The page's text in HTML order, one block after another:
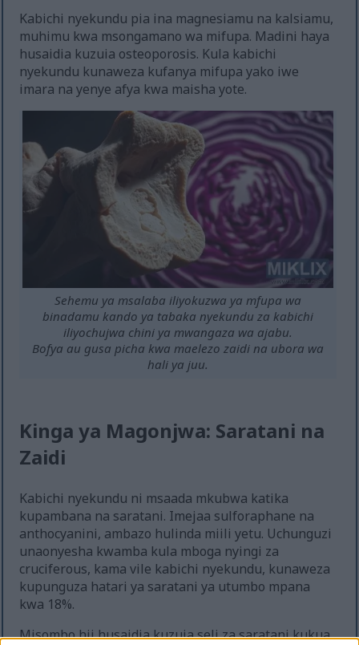
Kabichi nyekundu pia ina magnesiamu na kalsiamu,
muhimu kwa msongamano wa mifupa. Madini haya
husaidia kuzuia osteoporosis. Kula kabichi
nyekundu kunaweza kufanya mifupa yako iwe
imara na yenye afya kwa maisha yote.
Sehemu ya msalaba iliyokuzwa ya mfupa wa
binadamu kando ya tabaka nyekundu za kabichi
iliyochujwa chini ya mwangaza wa ajabu.
Bofya au gusa picha kwa maelezo zaidi na ubora wa
hali ya juu.
Kinga ya Magonjwa: Saratani na
Zaidi
Kabichi nyekundu ni msaada mkubwa katika
kupambana na saratani. Imejaa sulforaphane na
anthocyanini, ambazo hulinda miili yetu. Uchunguzi
unaonyesha kwamba kula mboga nyingi za
cruciferous, kama vile kabichi nyekundu, kunaweza
kupunguza hatari ya saratani ya utumbo mpana
kwa 18%.
Misombo hii husaidia kuzuia seli za saratani kukua